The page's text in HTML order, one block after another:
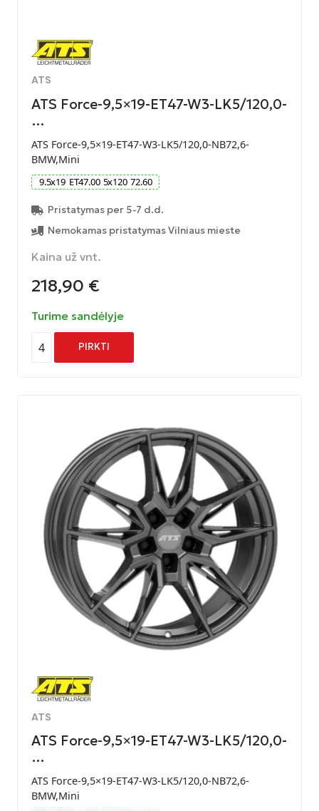
ATS
ATS Force-9,5×19-ET47-W3-LK5/120,0-
…
ATS Force-9,5×19-ET47-W3-LK5/120,0-NB72,6-
BMW,Mini
9.5x19 ET47.00 5x120 72.60
Pristatymas per 5-7 d.d.
Nemokamas pristatymas Vilniaus mieste
Kaina už vnt.
218,90 €
Turime sandėlyje
4 PIRKTI
ATS
ATS Force-9,5×19-ET47-W3-LK5/120,0-
…
ATS Force-9,5×19-ET47-W3-LK5/120,0-NB72,6-
BMW,Mini